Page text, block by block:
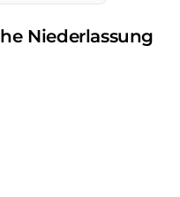
Niederlassung